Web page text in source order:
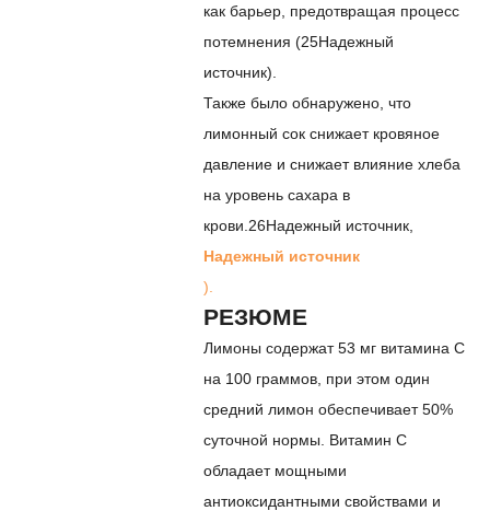
как барьер, предотвращая процесс
потемнения (25Надежный
источник).
Также было обнаружено, что
лимонный сок снижает кровяное
давление и снижает влияние хлеба
на уровень сахара в
крови. 26Надежный источник,
Надежный источник
).
РЕЗЮМЕ
Лимоны содержат 53 мг витамина С
на 100 граммов, при этом один
средний лимон обеспечивает 50%
суточной нормы. Витамин С
обладает мощными
антиоксидантными свойствами и